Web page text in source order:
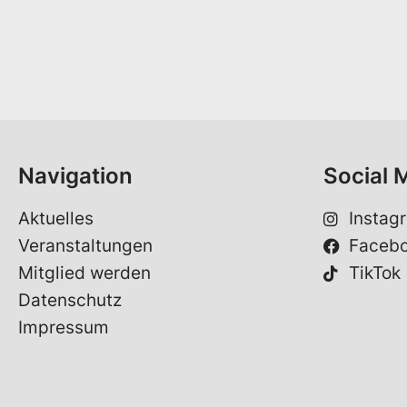
Navigation
Aktuelles
Veranstaltungen
Mitglied werden
Datenschutz
Impressum
Social
TikTok